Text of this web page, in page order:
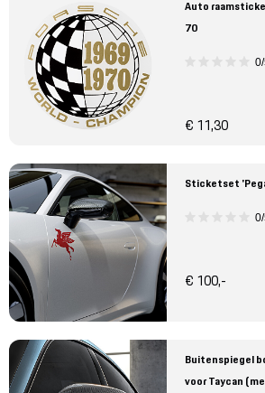
Auto
70
€ 11,30
Sticketset
€ 100,-
Buitenspiegel
voor Taycan